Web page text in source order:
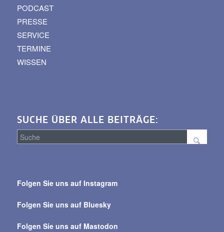
PODCAST
PRESSE
SERVICE
TERMINE
WISSEN
SUCHE ÜBER ALLE BEITRÄGE:
alle
Folgen Sie uns auf Instagram
Folgen Sie uns auf Bluesky
Folgen Sie uns auf Mastodon